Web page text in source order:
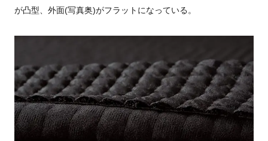
が凸型、外面(写真奥)がフラットになっている。